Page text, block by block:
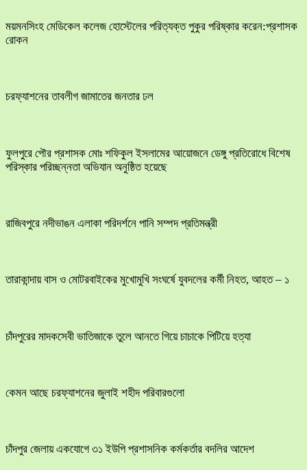
ময়মনসিংহ মেডিকেল কলেজ হোস্টেলের পরিত্যক্ত পুকুর পরিষ্কার করেন:প্রশাসক
রোকন
চরফ্যাশনের তাবলীগ জামাতের জনতার ঢল
ফুলপুরে পৌর প্রশাসক মোঃ শফিকুল ইসলামের আয়োজনে ডেঙ্গু প্রতিরোধে বিশেষ
পরিস্কার পরিচ্ছন্নতা অভিযান অনুষ্ঠিত হয়েছে
রাজিবপুরে নদীভাঙন এলাকা পরিদর্শনে পানি সম্পদ প্রতিমন্ত্রী
তারাকান্দায় বাস ও মোটরবাইকের মুখোমুখি সংঘর্ষে যুবদলের কর্মী নিহত, আহত – ১
চাঁদপুরের মাদকসেবী ভাতিজাকে তুলে আনতে গিয়ে চাচাকে পিটিয়ে হত্যা
কেমন আছে চরফ্যাশনের জুলাই শহীদ পরিবারগুলো
চাঁদপুর জেলায় একযোগে ৩১ ইউপি প্রশাসনিক কর্মকর্তার বদলির আদেশ